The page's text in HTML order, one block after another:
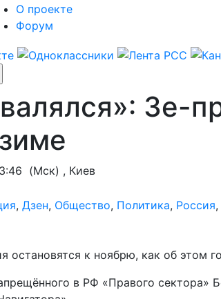
О проекте
Форум
Зе-
(Мск) , Киев
, Дзен, Общество, Политика, Россия,
остановятся к ноябрю, как об этом
в РФ «Правого сектора»